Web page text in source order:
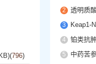
(796)
2 透明质
3 Keap1-
4 铂类抗
5 中药苦